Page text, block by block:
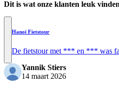
Dit is wat onze klanten leuk vinden
Hanoi Fietstour
De fietstour met *** en *** was
Yannik Stiers
14 maart 2026